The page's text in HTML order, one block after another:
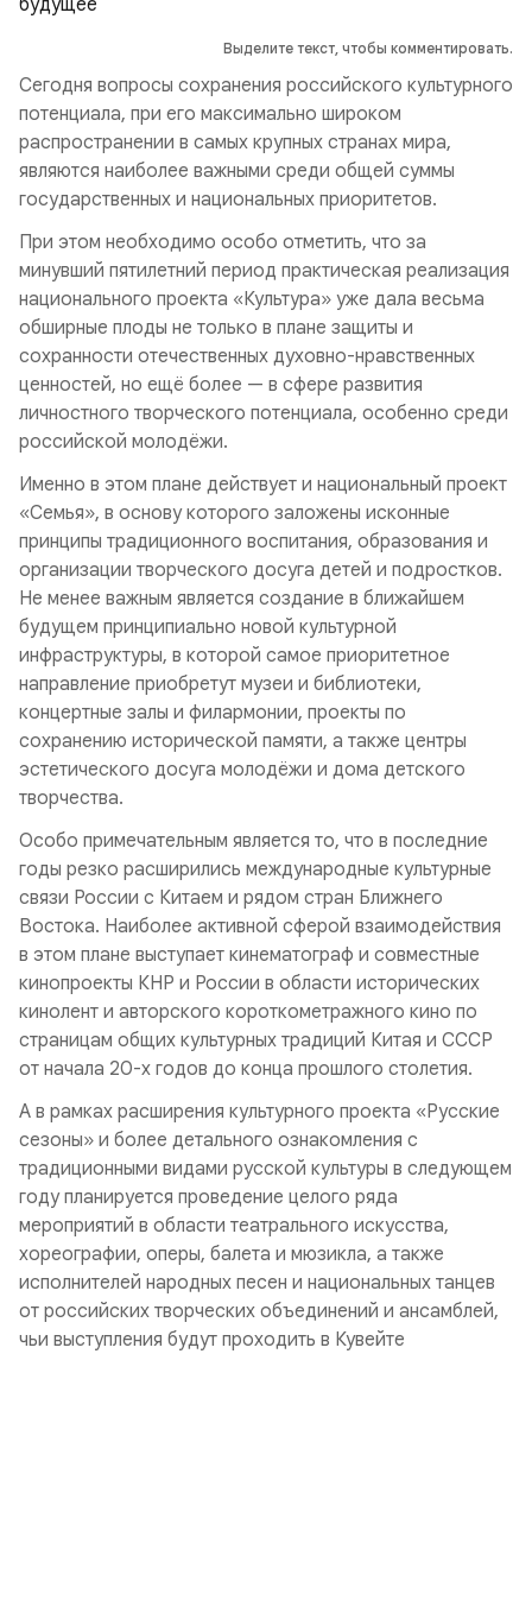
Выделите текст, чтобы комментировать.
Сегодня вопросы сохранения российского культурного
потенциала, при его максимально широком
распространении в самых крупных странах мира,
являются наиболее важными среди общей суммы
государственных и национальных приоритетов.
При этом необходимо особо отметить, что за
минувший пятилетний период практическая реализация
национального проекта «Культура» уже дала весьма
обширные плоды не только в плане защиты и
сохранности отечественных духовно-нравственных
ценностей, но ещё более — в сфере развития
личностного творческого потенциала, особенно среди
российской молодёжи.
Именно в этом плане действует и национальный проект
«Семья», в основу которого заложены исконные
принципы традиционного воспитания, образования и
организации творческого досуга детей и подростков.
Не менее важным является создание в ближайшем
будущем принципиально новой культурной
инфраструктуры, в которой самое приоритетное
направление приобретут музеи и библиотеки,
концертные залы и филармонии, проекты по
сохранению исторической памяти, а также центры
эстетического досуга молодёжи и дома детского
творчества.
Особо примечательным является то, что в последние
годы резко расширились международные культурные
связи России с Китаем и рядом стран Ближнего
Востока. Наиболее активной сферой взаимодействия
в этом плане выступает кинематограф и совместные
кинопроекты КНР и России в области исторических
кинолент и авторского короткометражного кино по
страницам общих культурных традиций Китая и СССР
от начала 20-х годов до конца прошлого столетия.
А в рамках расширения культурного проекта «Русские
сезоны» и более детального ознакомления с
традиционными видами русской культуры в следующем
году планируется проведение целого ряда
мероприятий в области театрального искусства,
хореографии, оперы, балета и мюзикла, а также
исполнителей народных песен и национальных танцев
от российских творческих объединений и ансамблей,
чьи выступления будут проходить в Кувейте